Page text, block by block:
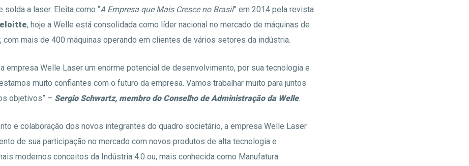
solda a laser. Eleita como “A Empresa que Mais Cresce no Brasil” em 2014 pela revista
, hoje a Welle está consolidada como líder nacional no mercado de máquinas de
com mais de 400 máquinas operando em clientes de vários setores da indústria.
empresa Welle Laser um enorme potencial de desenvolvimento, por sua tecnologia e
muito confiantes com o futuro da empresa. Vamos trabalhar muito para juntos
objetivos” – Sergio Schwartz, membro do Conselho de Administração da Welle.
e colaboração dos novos integrantes do quadro societário, a empresa Welle Laser
de sua participação no mercado com novos produtos de alta tecnologia e
modernos conceitos da Indústria 4.0 ou, mais conhecida como Manufatura